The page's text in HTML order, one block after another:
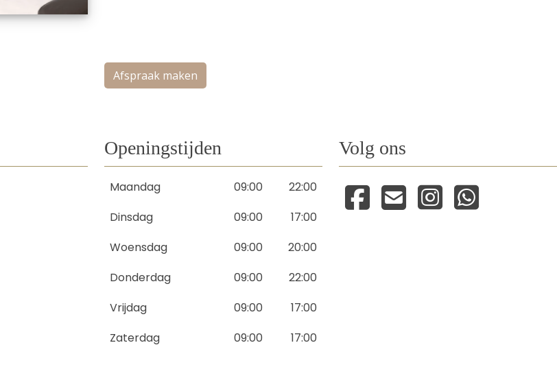
Afspraak maken
Openingstijden
Maandag 09:00
22:00
Dinsdag
09:00
17:00
Woensdag
09:00
20:00
Donderdag
09:00
22:00
Vrijdag
09:00
17:00
Zaterdag
09:00 17:00
Volg ons